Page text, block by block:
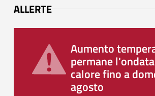
ALLERTE
Aumento
permane
calore fino a
agosto